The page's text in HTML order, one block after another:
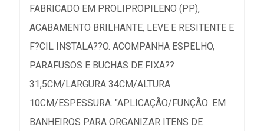
FABRICADO EM PROLIPROPILENO (PP),
ACABAMENTO BRILHANTE, LEVE E RESITENTE E
F?CIL INSTALA??O. ACOMPANHA ESPELHO,
PARAFUSOS E BUCHAS DE FIXA??
31,5CM/LARGURA 34CM/ALTURA
10CM/ESPESSURA. "APLICAÇÃO/FUNÇÃO: EM
BANHEIROS PARA ORGANIZAR ITENS DE